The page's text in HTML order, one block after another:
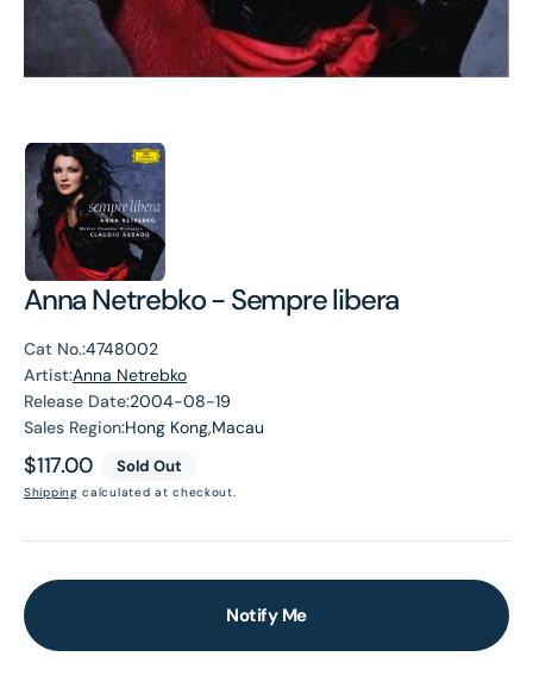
Anna Netrebko - Sempre libera
Cat No.:4748002
Artist:Anna Netrebko
Release Date:2004-08-19
Sales Region:Hong Kong,Macau
Regular
price
$117.00 Sold Out
Shipping calculated at checkout.
Notify Me